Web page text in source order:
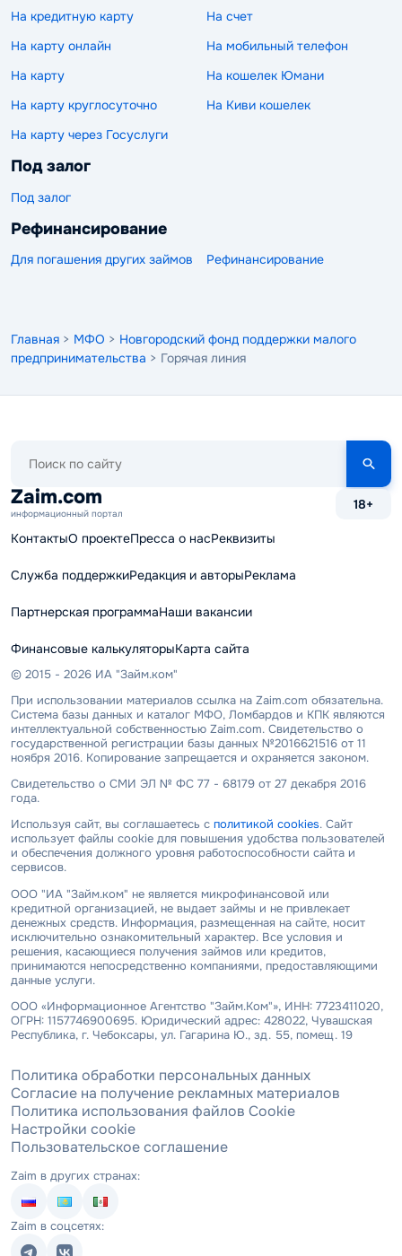
На кредитную карту
На счет
На карту онлайн
На мобильный телефон
На карту
На кошелек Юмани
На карту круглосуточно
На Киви кошелек
На карту через Госуслуги
Под залог
Под залог
Рефинансирование
Для погашения других займов Рефинансирование
Главная > МФО > Новгородский фонд поддержки малого
предпринимательства > Горячая линия
сайту
Zaim.com
информационный портал
18+
КонтактыО проектеПресса о насРеквизиты
Служба поддержкиРедакция и авторыРеклама
Партнерская программаНаши вакансии
Финансовые калькуляторыКарта сайта
© 2015 - 2026 ИА "Займ.ком"
При использовании материалов ссылка на Zaim.com обязательна.
Система базы данных и каталог МФО, Ломбардов и КПК являются
интеллектуальной собственностью Zaim.com. Свидетельство о
государственной регистрации базы данных №2016621516 от 11
ноября 2016. Копирование запрещается и охраняется законом.
Свидетельство о СМИ ЭЛ № ФС 77 - 68179 от 27 декабря 2016
года.
Используя сайт, вы соглашаетесь с политикой cookies. Сайт
использует файлы cookie для повышения удобства пользователей
и обеспечения должного уровня работоспособности сайта и
сервисов.
ООО "ИА "Займ.ком" не является микрофинансовой или
кредитной организацией, не выдает займы и не привлекает
денежных средств. Информация, размещенная на сайте, носит
исключительно ознакомительный характер. Все условия и
решения, касающиеся получения займов или кредитов,
принимаются непосредственно компаниями, предоставляющими
данные услуги.
ООО «Информационное Агентство "Займ.Ком"», ИНН: 7723411020,
ОГРН: 1157746900695. Юридический адрес: 428022, Чувашская
Республика, г. Чебоксары, ул. Гагарина Ю., зд. 55, помещ. 19
Политика обработки персональных данных
Согласие на получение рекламных материалов
Политика использования файлов Cookie
Настройки cookie
Пользовательское соглашение
Zaim в других странах:
Zaim в соцсетях: